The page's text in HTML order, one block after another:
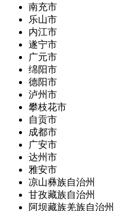
南充市
乐山市
内江市
遂宁市
广元市
绵阳市
德阳市
泸州市
攀枝花市
自贡市
成都市
广安市
达州市
雅安市
凉山彝族自治州
甘孜藏族自治州
阿坝藏族羌族自治州